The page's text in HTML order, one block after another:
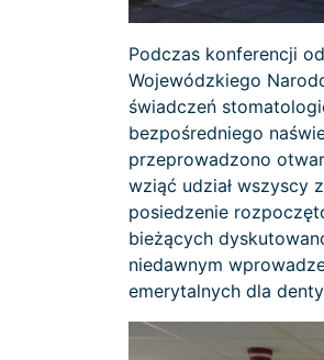
Podczas konferencji
Wojewódzkiego
świadczeń
bezpośredniego
przeprowadzono
wziąć udział wszyscy
posiedzenie
bieżących
niedawnym
emerytalnych dla